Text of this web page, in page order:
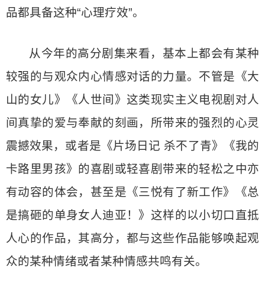
品都具备这种“心理疗效”。
从今年的高分剧集来看，基本上都会有某种
较强的与观众内心情感对话的力量。不管是《大
山的女儿》《人世间》这类现实主义电视剧对人
间真挚的爱与奉献的刻画，所带来的强烈的心灵
震撼效果，或者是《片场日记 杀不了青》《我的
卡路里男孩》的喜剧或轻喜剧带来的轻松之中亦
有动容的体会，甚至是《三悦有了新工作》《总
是搞砸的单身女人迪亚！》这样的以小切口直抵
人心的作品，其高分，都与这些作品能够唤起观
众的某种情绪或者某种情感共鸣有关。